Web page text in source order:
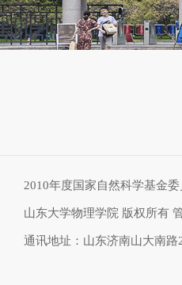
2010年度国家自然科学基金
山东大学物理学院 版权所有
通讯地址：山东济南山大南